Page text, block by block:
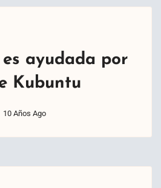
ayudada por
Kubuntu
10 Años Ago